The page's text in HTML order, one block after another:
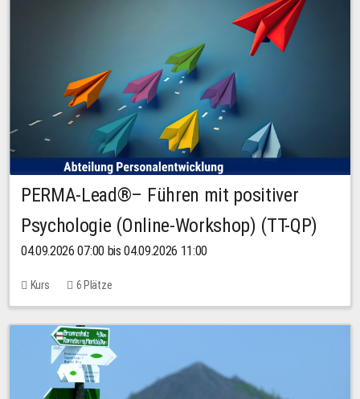
PERMA-Lead®– Führen mit positiver
Psychologie (Online-Workshop) (TT-QP)
04.09.2026 07:00 bis 04.09.2026 11:00
Kurs 6 Plätze